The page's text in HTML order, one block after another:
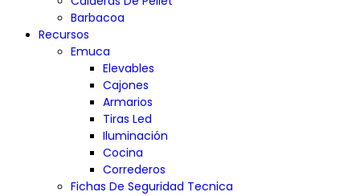
Barbacoa
Recursos
Emuca
Elevables
Cajones
Armarios
Tiras Led
Iluminación
Cocina
Correderos
Fichas De Seguridad Tecnica